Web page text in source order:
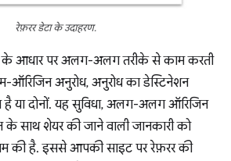
रेफ़रर डेटा के उदाहरण.
आधार पर अलग-अलग तरीके से काम करती
ऑरिजिन अनुरोध, अनुरोध का डेस्टिनेशन
है या दोनों. यह सुविधा, अलग-अलग ऑरिजिन
के साथ शेयर की जाने वाली जानकारी को
की है. इससे आपकी साइट पर रेफ़रर की